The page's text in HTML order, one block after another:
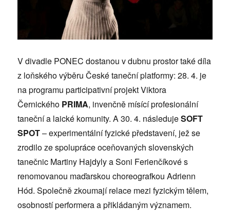
V divadle PONEC dostanou v dubnu prostor také díla
z loňského výběru České taneční platformy: 28. 4. je
na programu participativní projekt Viktora
Černického PRIMA, invenčně mísící profesionální
taneční a laické komunity. A 30. 4. následujeSOFT
SPOT– experimentální fyzické představení, jež se
zrodilo ze spolupráce oceňovaných slovenských
tanečnic Martiny Hajdyly a Soni Ferienčíkové s
renomovanou maďarskou choreografkou Adrienn
Hód. Společně zkoumají relace mezi fyzickým tělem,
osobností performera a přikládaným významem.